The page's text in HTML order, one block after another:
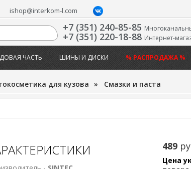
ishop@interkom-l.com
+7 (351) 240-85-85
+7 (351) 220-18-88 Интернет-
ЧАСТЬ ШИНЫ И ДИСКИ % РАСПРОДАЖА %
для кузова » Смазки и паста
489
Цена